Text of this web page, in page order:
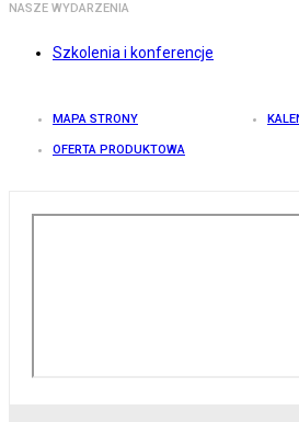
NASZE WYDARZENIA
Szkolenia i konferencje
MAPA STRONY
OFERTA PRODUKTOWA